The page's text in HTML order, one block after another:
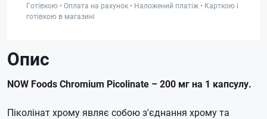
Готівкою • Оплата на рахунок • Наложений платіж • Карткою і
готівкою в магазині
Опис
NOW Foods Chromium Picolinate – 200 мг на 1 капсулу.
Піколінат хрому являє собою з'єднання хрому та